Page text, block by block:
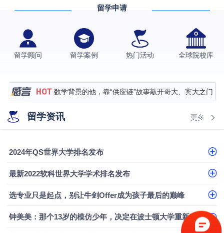
留学申请
留学顾问 留学案例 热门活动 全球院校库
伯明翰大学数字媒体与创意产业硕士录取案例
西南财经大学投资学背景，成功斩获英国名校多份
硕士录取
数学背景的他，靠“供应链”故事敲开哥大、宾大之门
专科逆袭伦敦大学学院UCL录取案例解析
香港浸会大学伦理与公共事务硕士录取
留学资讯 更多
2024年QS世界大学排名发布
最新2022软科世界大学学术排名发布
选专业只是起点，别让牛剑Offer成为孩子最后的巅峰
钟美美：那个13岁的模仿少年，决定在波士顿大学重新定义自己